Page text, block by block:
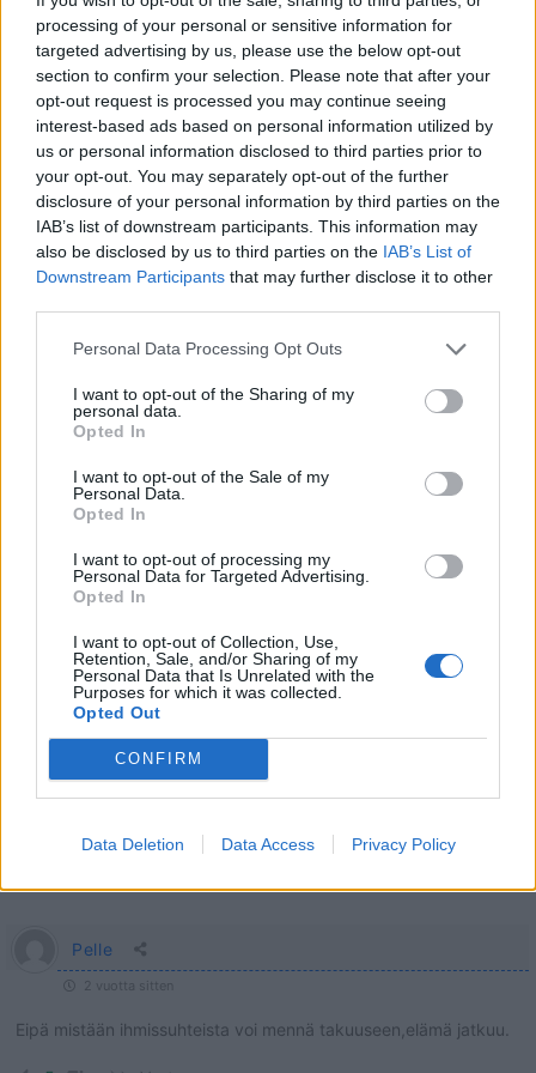
processing of your personal or sensitive information for
targeted advertising by us, please use the below opt-out
section to confirm your selection. Please note that after your
opt-out request is processed you may continue seeing
interest-based ads based on personal information utilized by
us or personal information disclosed to third parties prior to
your opt-out. You may separately opt-out of the further
disclosure of your personal information by third parties on the
IAB’s list of downstream participants. This information may
also be disclosed by us to third parties on the IAB’s List of
Downstream Participants that may further disclose it to other
Personal Data Processing Opt Outs
I want to opt-out of the Sharing of my
personal data.
Opted In
I want to opt-out of the Sale of my
Personal Data.
Opted In
I want to opt-out of processing my
Personal Data for Targeted Advertising.
Opted In
I want to opt-out of Collection, Use,
Retention, Sale, and/or Sharing of my
Personal Data that Is Unrelated with the
Purposes for which it was collected.
Opted Out
CONFIRM
Data Deletion Data Access Privacy Policy
Teksti: Toimitus
Kuvat:
Tagit Avioero Karita Tykkä
Muuttoauto
Petri Tykkä
Kommenttiosio
Heräsikö ajatuksia? Kerro mielipiteesi.Tutustu kuitenkin
sääntöihin.
✨ Nimikone
Pelle
2 vuotta sitten
Eipä mistään ihmissuhteista voi mennä takuuseen,elämä jatkuu.